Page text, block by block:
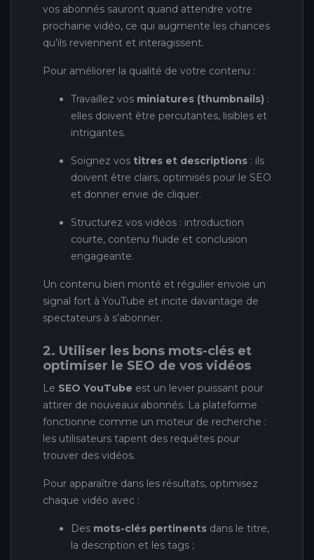
vos abonnés sauront quand attendre votre
prochaine vidéo, ce qui augmente les chances
qu’ils reviennent et interagissent.
Pour améliorer la qualité de votre contenu :
Travaillez vos miniatures (thumbnails) :
elles doivent être percutantes, lisibles et
intrigantes.
Soignez vos titres et descriptions : ils
doivent être clairs, optimisés pour le SEO
et donner envie de cliquer.
Structurez vos vidéos : introduction
courte, contenu fluide et conclusion
engageante.
Un contenu bien monté et régulier envoie un
signal fort à YouTube et incite davantage de
spectateurs à s’abonner.
2. Utiliser les bons mots-clés et
optimiser le SEO de vos vidéos
Le SEO YouTube est un levier puissant pour
attirer de nouveaux abonnés. La plateforme
fonctionne comme un moteur de recherche :
les utilisateurs tapent des requêtes pour
trouver des vidéos.
Pour apparaître dans les résultats, optimisez
chaque vidéo avec :
Des mots-clés pertinents dans le titre,
la description et les tags ;